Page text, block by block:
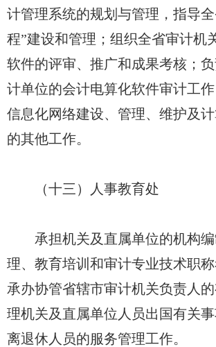
计管理系统的规划与管理，指导
程”建设和管理；组织全省审计机
软件的评审、推广和成果考核；
计单位的会计电算化软件审计工
信息化网络建设、管理、维护及
的其他工作。
（十三）人事教育处
承担机关及直属单位的机构编
理、教育培训和审计专业技术职称
承办协管省辖市审计机关负责人
理机关及直属单位人员出国有关
离退休人员的服务管理工作。